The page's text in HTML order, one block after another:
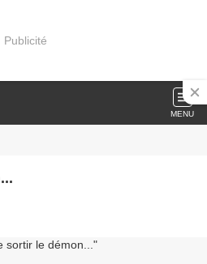
Publicité
MENU